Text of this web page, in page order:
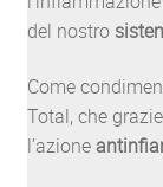
del nostro
Come
Total, che
l’azione